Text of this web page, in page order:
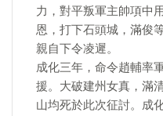
力，對平叛軍主帥項中
恩，打下石頭城，滿俊
親自下令凌遲。
成化三年，命令趙輔率
援。大破建州女真，滿
山均死於此次征討。成